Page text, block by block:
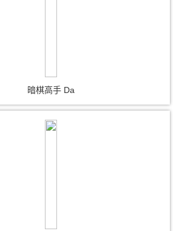
暗棋高手 Da